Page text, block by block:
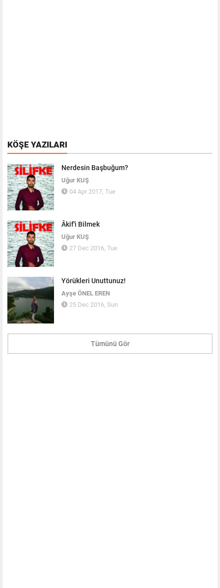
KÖŞE YAZILARI
Nerdesin Başbuğum?
Uğur KUŞ
04 Apr 2017, Tue
Âkif'i Bilmek
Uğur KUŞ
27 Dec 2016, Tue
Yörükleri Unuttunuz!
Ayşe ÖNEL EREN
25 Dec 2016, Sun
Tümünü Gör